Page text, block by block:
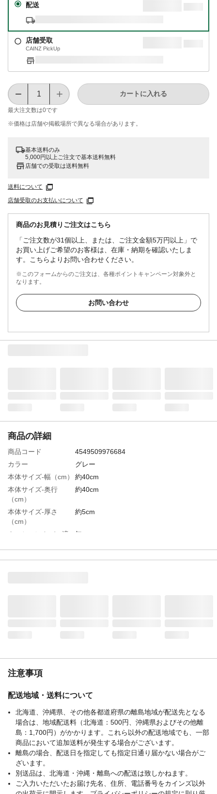
配送
店舗受取
CAINZ PickUp
最大注文数は0です
カートに入れる
※価格は​店舗や​掲載場所で​異なる​場合が​あります。
基本送料のみ
5,000円以上ご注文で基本送料無料
店舗での受取は送料無料
送料について
店舗受取のお支払いについて
商品のお見積りご注文はこちら
「ご注文数が31個以上、または、ご注文金額5万円以上」で
お買い上げご希望のお客様は、在庫・納期を確認いたしま
す。こちらよりお問い合わせください。
※このフォームからのご注文は、各種ポイントキャンペーン対象外と
なります。
お問い合わせ
商品の詳細
商品コード
4549509976684
カラー
グレー
本体サイズ-幅（cm）
約40cm
本体サイズ-奥行
（cm）
約40cm
本体サイズ-厚さ
（cm）
約5cm
クッションカバー適
無
下さい。
生産国
注意事項
配送地域・送料について
北海道、沖縄県、その他各都道府県の離島地域が配送先となる
場合は、地域配送料（北海道：500円、沖縄県およびその他離
島：1,700円）がかかります。これら以外の配送地域でも、一部
商品において追加送料が発生する場合がございます。
離島の場合、配送日を指定しても指定日通り届かない場合がご
ざいます。
別送品は、北海道・沖縄・離島への配送は致しかねます。
ご入力いただいたお届け先名、住所、電話番号をカインズ以外